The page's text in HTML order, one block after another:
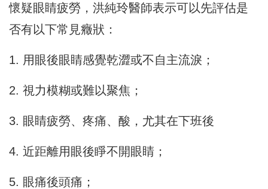
懷疑眼睛疲勞，洪純玲醫師表示可以先評估是
否有以下常見癥狀：
1. 用眼後眼睛感覺乾澀或不自主流淚；
2. 視力模糊或難以聚焦；
3. 眼睛疲勞、疼痛、酸，尤其在下班後
4. 近距離用眼後睜不開眼睛；
5. 眼痛後頭痛；